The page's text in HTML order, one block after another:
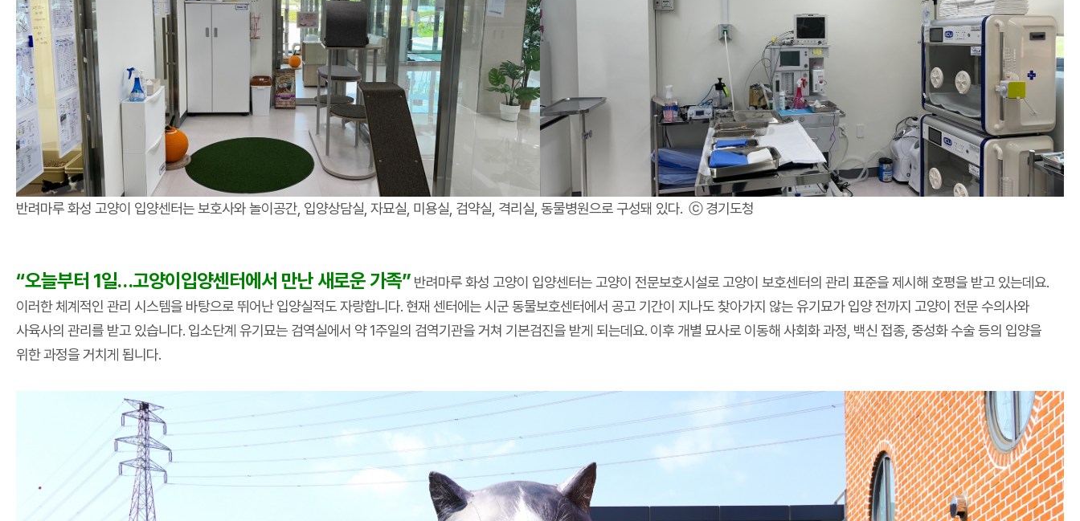
반려마루 화성 고양이 입양센터는 보호사와 놀이공간, 입양상담실, 자묘실, 미용실, 검약실, 격리실, 동물병원으로 구성돼 있다. ⓒ 경기도청
“오늘부터 1일…고양이입양센터에서 만난 새로운 가족” 반려마루 화성 고양이 입양센터는 고양이 전문보호시설로 고양이 보호센터의 관리 표준을 제시해 호평을 받고 있는데요.
이러한 체계적인 관리 시스템을 바탕으로 뛰어난 입양실적도 자랑합니다. 현재 센터에는 시군 동물보호센터에서 공고 기간이 지나도 찾아가지 않는 유기묘가 입양 전까지 고양이 전문 수의사와
사육사의 관리를 받고 있습니다. 입소단계 유기묘는 검역실에서 약 1주일의 검역기관을 거쳐 기본검진을 받게 되는데요. 이후 개별 묘사로 이동해 사회화 과정, 백신 접종, 중성화 수술 등의 입양을
위한 과정을 거치게 됩니다.